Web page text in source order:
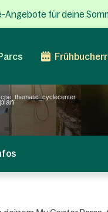
Angebote für deine